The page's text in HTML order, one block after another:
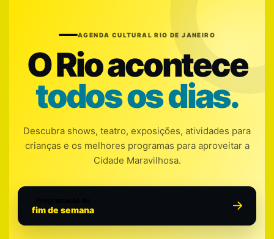
AGENDA CULTURAL RIO DE JANEIRO
O Rio acontece
todos os dias.
Descubra shows, teatro, exposições, atividades para
crianças e os melhores programas para aproveitar a
Cidade Maravilhosa.
fim de semana